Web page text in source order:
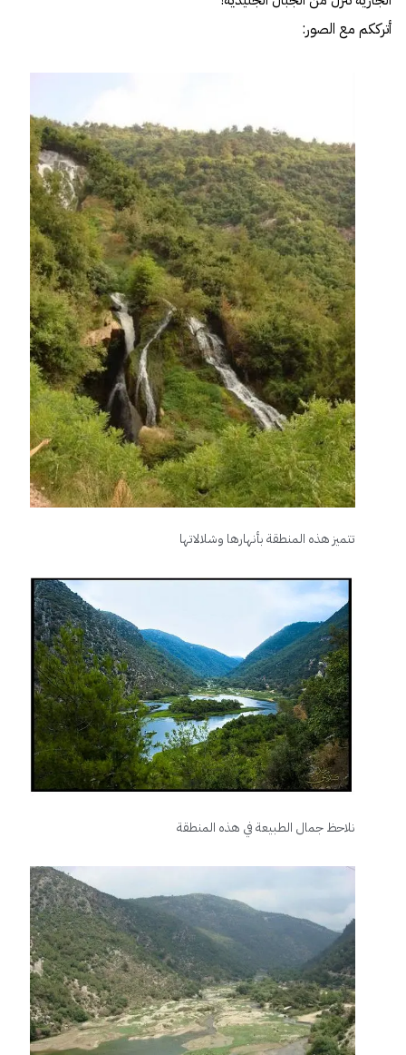
أترككم مع الصور:
تتميز هذه المنطقة بأنهارها وشلالاتها
نلاحظ جمال الطبيعة في هذه المنطقة